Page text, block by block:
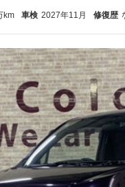
km 車検 2027年11月 修復歴